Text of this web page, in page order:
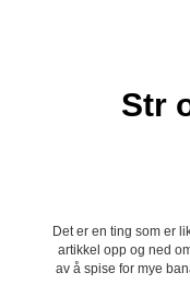
Str
Det er en ting som er
artikkel opp og ned
av å spise for mye